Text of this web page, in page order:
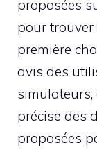
proposées
pour trouver
première
avis des
simulateurs,
précise des
proposées